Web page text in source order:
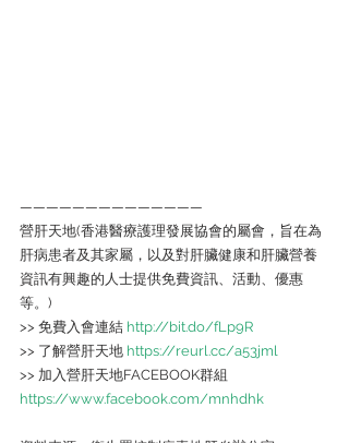
——————————————
營肝天地(香港醫療護理發展協會的屬會，旨在為
肝病患者及其家屬，以及對肝臟健康和肝臟營養
資訊有興趣的人士提供免費資訊、活動、優惠
等。)
>> 免費入會連結 http://bit.do/fLp9R
>> 了解營肝天地 https://reurl.cc/a53jml
>> 加入營肝天地FACEBOOK群組
https://www.facebook.com/mnhdhk